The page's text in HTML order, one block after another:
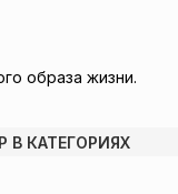
образа жизни.
В КАТЕГОРИЯХ